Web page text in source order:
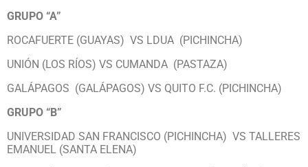
GRUPO “A”
ROCAFUERTE (GUAYAS) VS LDUA (PICHINCHA)
UNIÓN (LOS RÍOS) VS CUMANDA (PASTAZA)
GALÁPAGOS (GALÁPAGOS) VS QUITO F.C. (PICHINCHA)
GRUPO “B”
UNIVERSIDAD SAN FRANCISCO (PICHINCHA) VS TALLERES
EMANUEL (SANTA ELENA)